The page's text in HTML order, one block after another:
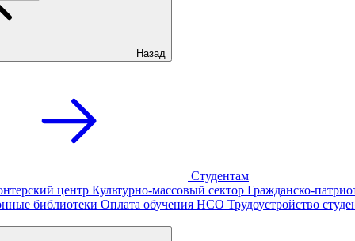
Назад
Студентам
центр Культурно-массовый сектор Гражданско-
библиотеки Оплата обучения НСО Трудоустройство